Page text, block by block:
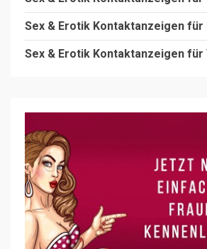
Sex & Erotik Kontaktanzeigen für
Sex & Erotik Kontaktanzeigen für